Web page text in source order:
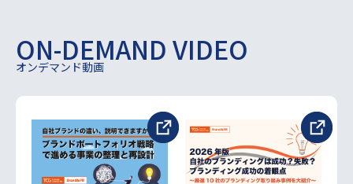
ON-DEMAND VIDEO
オンデマンド動画